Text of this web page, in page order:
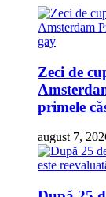
Zeci de
primele
august 7,